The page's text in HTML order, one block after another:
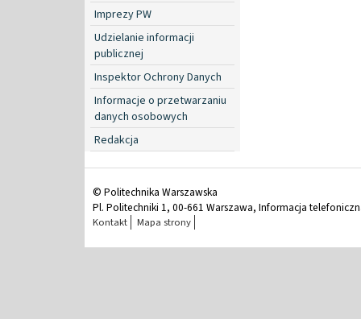
Imprezy PW
Udzielanie informacji
publicznej
Inspektor Ochrony Danych
Informacje o przetwarzaniu
danych osobowych
Redakcja
© Politechnika Warszawska
Pl. Politechniki 1, 00-661 Warszawa, Informacja
Kontakt Mapa strony